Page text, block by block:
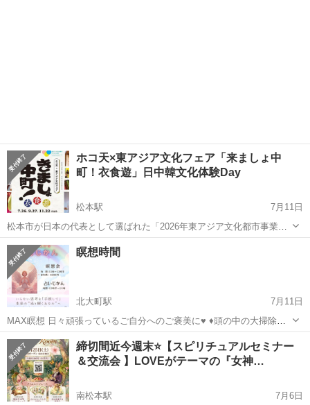
ホコ天×東アジア文化フェア「来ましょ中
町！衣食遊」日中韓文化体験Day
松本駅
7月11日
松本市が日本の代表として選ばれた「2026年東アジア文化都市事業」
で、中町では、7/26, 9/27, 11/22に、日中韓のさまざまな衣食遊文化を
体験・体感できるイベントを開催します。 各国の伝統遊び・民族衣装
着付け体験...
長野 松本市 松本駅
瞑想時間
北大町駅
7月11日
MAX瞑想 日々頑張っているご自分へのご褒美に♥️ ♦︎頭の中の大掃除🧹
🧼🧼 ♦︎ストレスや不安の解消に〜
長野 大町市 北大町駅 ワークショップ
締切間近今週末⭐️【スピリチュアルセミナー
＆交流会 】LOVEがテーマの『女神…
南松本駅
7月6日